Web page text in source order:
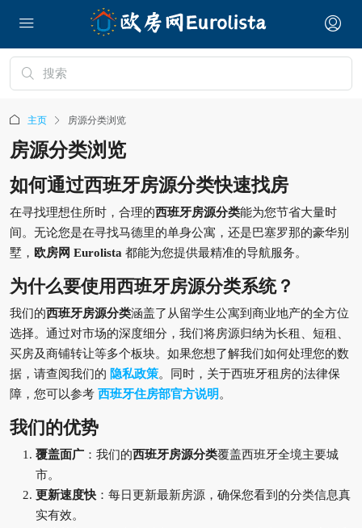
主页 房源分类浏览
房源分类浏览
如何通过西班牙房源分类快速找房
在寻找理想住所时，合理的西班牙房源分类能为您节省大量时
间。无论您是在寻找马德里的单身公寓，还是巴塞罗那的豪华别
墅， 欧房网 Eurolista 都能为您提供最精准的导航服务。
为什么要使用西班牙房源分类系统？
我们的西班牙房源分类涵盖了从留学生公寓到商业地产的全方位
选择。通过对市场的深度细分，我们将房源归纳为长租、短租、
买房及商铺转让等多个板块。如果您想了解我们如何处理您的数
据，请查阅我们的 隐私政策。同时，关于西班牙租房的法律保
障，您可以参考 西班牙住房部官方说明 。
我们的优势
覆盖面广 ：我们的西班牙房源分类覆盖西班牙全境主要城
市。
更新速度快 ：每日更新最新房源，确保您看到的分类信息真
实有效。